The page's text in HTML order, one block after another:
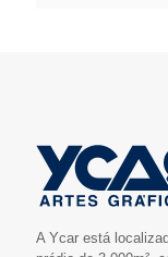
A Ycar está